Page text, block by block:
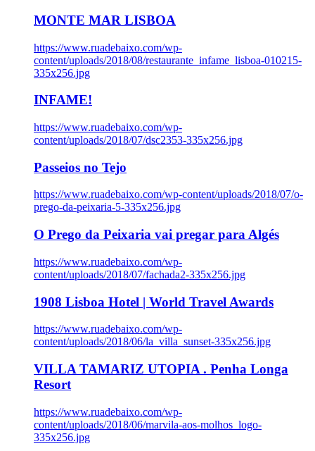
MONTE MAR LISBOA
https://www.ruadebaixo.com/wp-
content/uploads/2018/08/restaurante_infame_lisboa-010215-
335x256.jpg
INFAME!
https://www.ruadebaixo.com/wp-
content/uploads/2018/07/dsc2353-335x256.jpg
Passeios no Tejo
https://www.ruadebaixo.com/wp-content/uploads/2018/07/o-
prego-da-peixaria-5-335x256.jpg
O Prego da Peixaria vai pregar para Algés
https://www.ruadebaixo.com/wp-
content/uploads/2018/07/fachada2-335x256.jpg
1908 Lisboa Hotel | World Travel Awards
https://www.ruadebaixo.com/wp-
content/uploads/2018/06/la_villa_sunset-335x256.jpg
VILLA TAMARIZ UTOPIA . Penha Longa
Resort
https://www.ruadebaixo.com/wp-
content/uploads/2018/06/marvila-aos-molhos_logo-
335x256.jpg